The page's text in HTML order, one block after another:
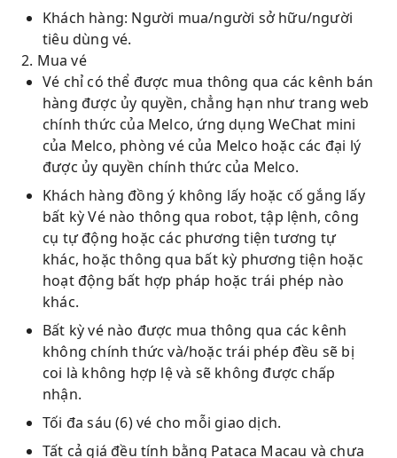
Khách hàng: Người mua/người sở hữu/người
tiêu dùng vé.
2. Mua vé
Vé chỉ có thể được mua thông qua các kênh bán
hàng được ủy quyền, chẳng hạn như trang web
chính thức của Melco, ứng dụng WeChat mini
của Melco, phòng vé của Melco hoặc các đại lý
được ủy quyền chính thức của Melco.
Khách hàng đồng ý không lấy hoặc cố gắng lấy
bất kỳ Vé nào thông qua robot, tập lệnh, công
cụ tự động hoặc các phương tiện tương tự
khác, hoặc thông qua bất kỳ phương tiện hoặc
hoạt động bất hợp pháp hoặc trái phép nào
khác.
Bất kỳ vé nào được mua thông qua các kênh
không chính thức và/hoặc trái phép đều sẽ bị
coi là không hợp lệ và sẽ không được chấp
nhận.
Tối đa sáu (6) vé cho mỗi giao dịch.
Tất cả giá đều tính bằng Pataca Macau và chưa